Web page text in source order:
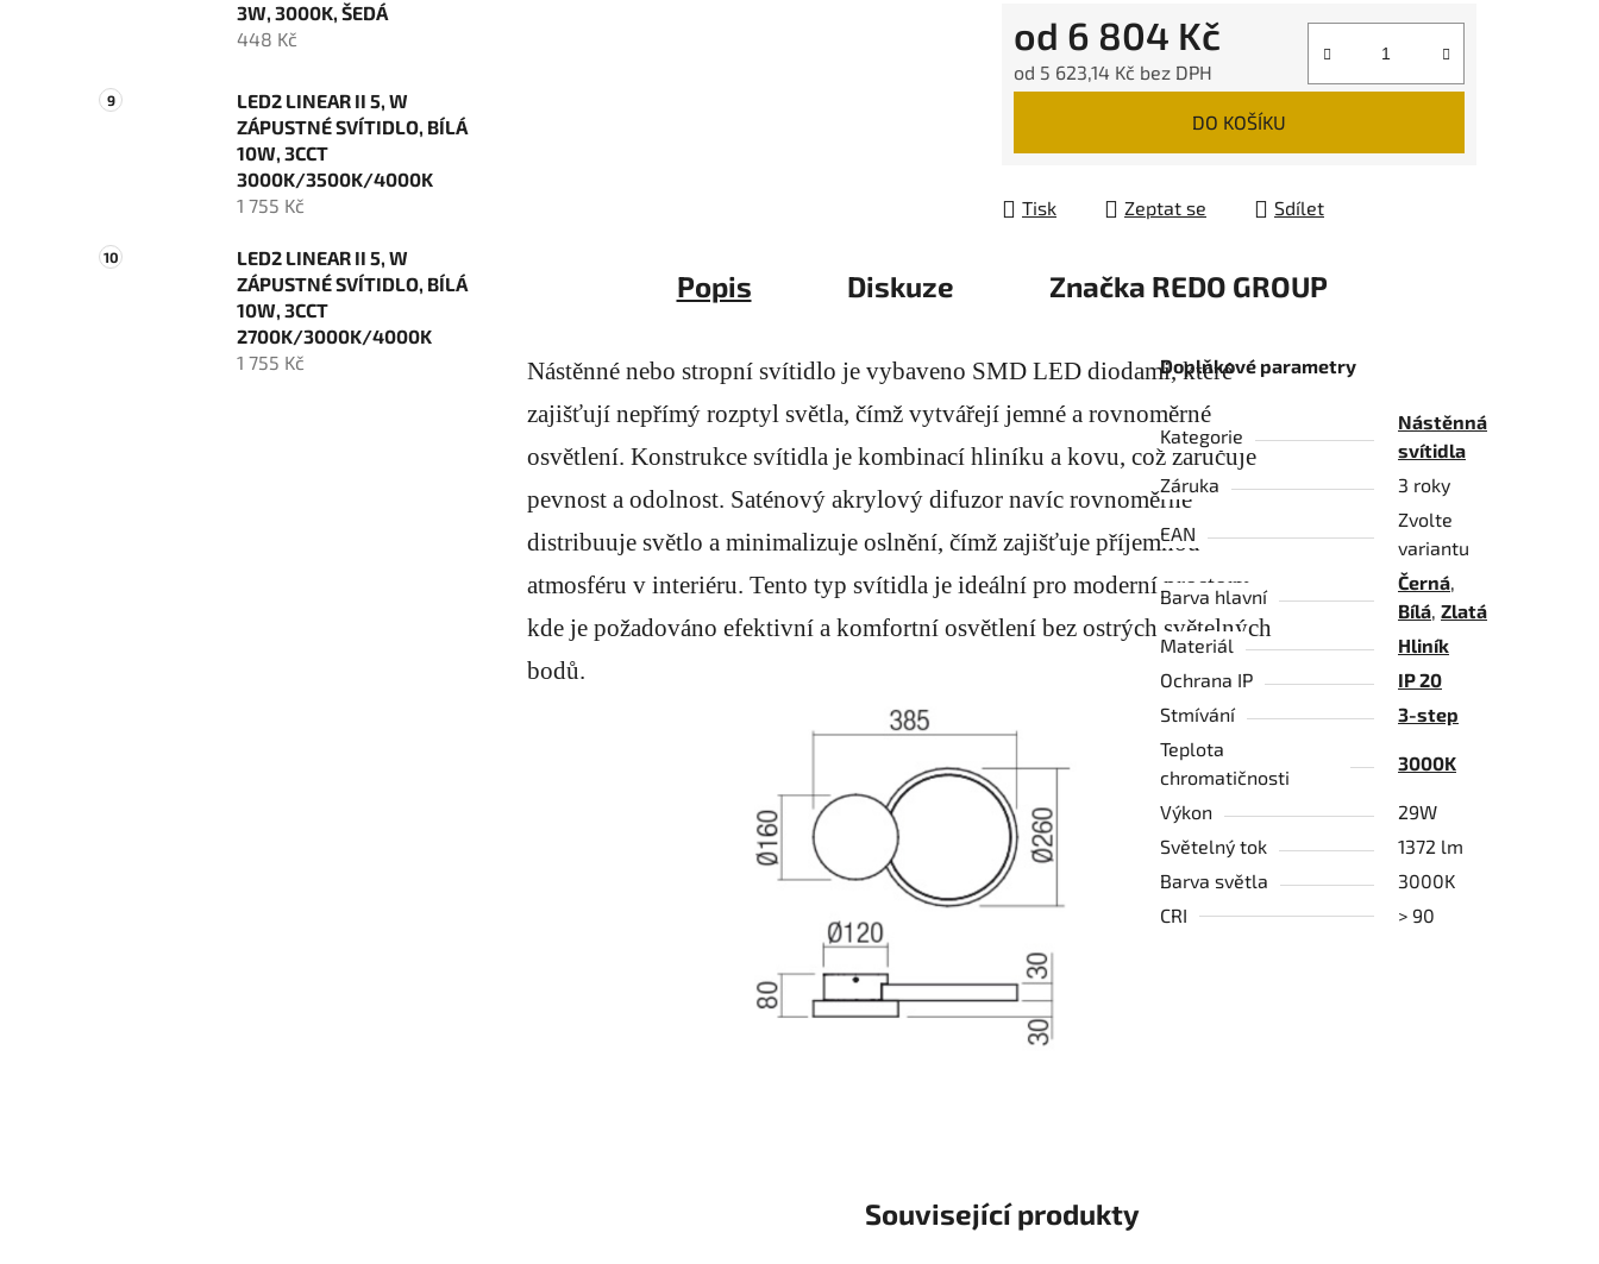
3W, 3000K, ŠEDÁ
448 Kč
LED2 LINEAR II 5, W
ZÁPUSTNÉ SVÍTIDLO, BÍLÁ
10W, 3CCT
3000K/3500K/4000K
1 755 Kč
LED2 LINEAR II 5, W
ZÁPUSTNÉ SVÍTIDLO, BÍLÁ
10W, 3CCT
2700K/3000K/4000K
1 755 Kč
od 6 804 Kč
od 5 623,14 Kč bez DPH
DO KOŠÍKU
Tisk Zeptat se Sdílet
Popis Diskuze Značka REDO GROUP
Nástěnné nebo stropní svítidlo je vybaveno SMD LED diodami, které
zajišťují nepřímý rozptyl světla, čímž vytvářejí jemné a rovnoměrné
osvětlení. Konstrukce svítidla je kombinací hliníku a kovu, což zaručuje
pevnost a odolnost. Saténový akrylový difuzor navíc rovnoměrně
distribuuje světlo a minimalizuje oslnění, čímž zajišťuje příjemnou
atmosféru v interiéru. Tento typ svítidla je ideální pro moderní prostory,
kde je požadováno efektivní a komfortní osvětlení bez ostrých světelných
bodů.
Doplňkové parametry
Kategorie
Nástěnná
svítidla
Záruka
3 roky
EAN
Zvolte
variantu
Barva hlavní
Černá,
Bílá,Zlatá
Materiál
Hliník
Ochrana IP
IP 20
Stmívání
3-step
Teplota
chromatičnosti
3000K
Výkon
29W
Světelný tok
1372 lm
Barva světla
3000K
CRI
> 90
Související produkty